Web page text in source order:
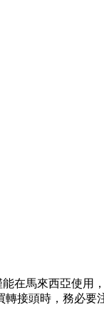
在馬來西亞使用
接頭時，務必要